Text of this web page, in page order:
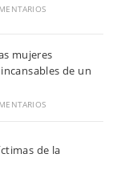
mujeres
de un
de la